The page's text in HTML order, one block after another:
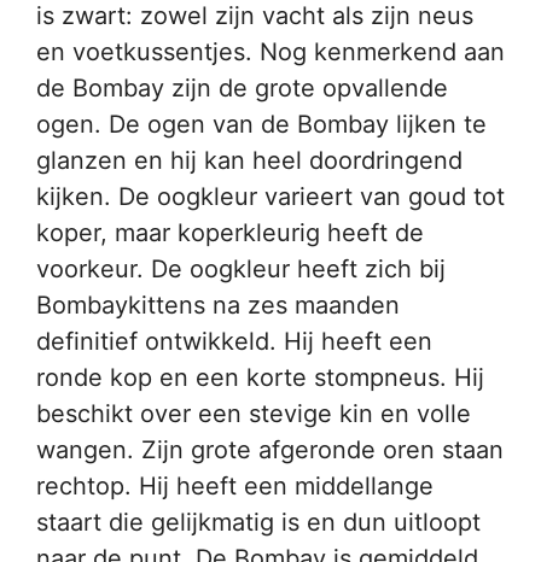
is zwart: zowel zijn vacht als zijn neus
en voetkussentjes. Nog kenmerkend aan
de Bombay zijn de grote opvallende
ogen. De ogen van de Bombay lijken te
glanzen en hij kan heel doordringend
kijken. De oogkleur varieert van goud tot
koper, maar koperkleurig heeft de
voorkeur. De oogkleur heeft zich bij
Bombaykittens na zes maanden
definitief ontwikkeld. Hij heeft een
ronde kop en een korte stompneus. Hij
beschikt over een stevige kin en volle
wangen. Zijn grote afgeronde oren staan
rechtop. Hij heeft een middellange
staart die gelijkmatig is en dun uitloopt